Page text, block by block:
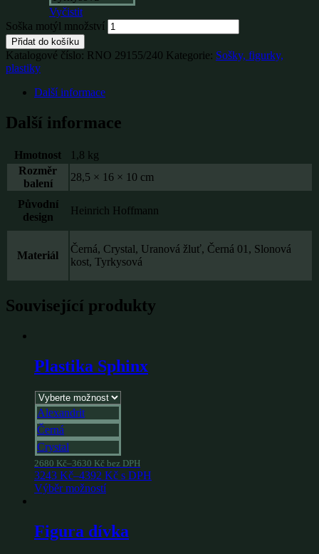
Vyčistit
Soška motýl množství
Přidat do košíku
Katalogové číslo: RNO 29155/240 Kategorie: Sošky, figurky,
plastiky
Další informace
Další informace
Hmotnost
1,8 kg
Rozměr
balení
28,5 × 16 × 10 cm
Původní
design
Heinrich Hoffmann
Materiál
Černá, Crystal, Uranová žluť, Černá 01, Slonová
kost, Tyrkysová
Související produkty
Plastika Sphinx
Alexandrit
Černá
Crystal
2680 Kč–3630 Kč bez DPH
3243 Kč–4392 Kč s DPH
Výběr možností
Figura dívka